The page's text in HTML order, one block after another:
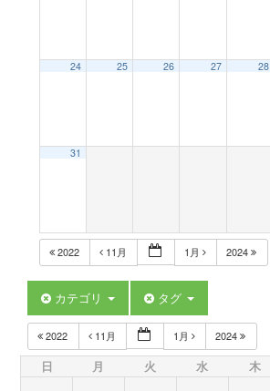
24 25 26 27 28
31
2022 11月 1月 2024
カテゴリ タグ
2022 11月 1月 2024
日 月 火 水 木